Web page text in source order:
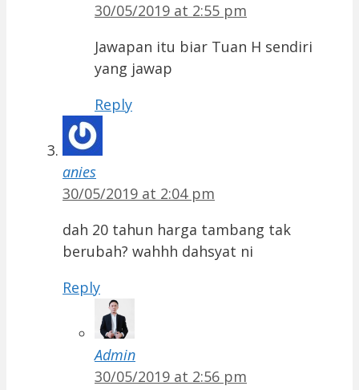
30/05/2019 at 2:55 pm
Jawapan itu biar Tuan H sendiri
yang jawap
Reply
anies
30/05/2019 at 2:04 pm
dah 20 tahun harga tambang tak
berubah? wahhh dahsyat ni
Reply
Admin
30/05/2019 at 2:56 pm